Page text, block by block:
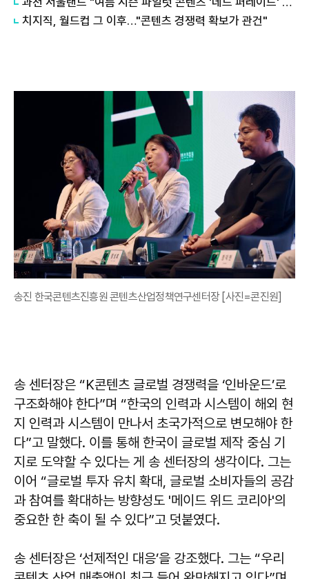
치지직, 월드컵 그 이후…"콘텐츠 경쟁력 확보가 관건"
송진 한국콘텐츠진흥원 콘텐츠산업정책연구센터장 [사진=콘진원]
송 센터장은 “K콘텐츠 글로벌 경쟁력을 ‘인바운드’로
구조화해야 한다”며 “한국의 인력과 시스템이 해외 현
지 인력과 시스템이 만나서 초국가적으로 변모해야 한
다”고 말했다. 이를 통해 한국이 글로벌 제작 중심 기
지로 도약할 수 있다는 게 송 센터장의 생각이다. 그는
이어 “글로벌 투자 유치 확대, 글로벌 소비자들의 공감
과 참여를 확대하는 방향성도 '메이드 위드 코리아'의
중요한 한 축이 될 수 있다”고 덧붙였다.
송 센터장은 ‘선제적인 대응’을 강조했다. 그는 “우리